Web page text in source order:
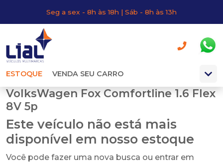
Seg a sex - 8h às 18h | Sáb - 8h às 13h
ESTOQUE VENDA SEU CARRO
VolksWagen Fox Comfortline 1.6 Flex
8V 5p
Este veículo não está mais
disponível em nosso estoque
Você pode fazer uma nova busca ou entrar em